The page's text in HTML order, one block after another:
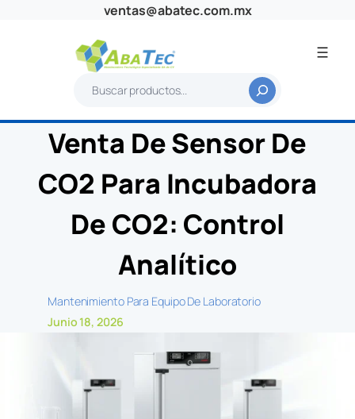
ventas@abatec.com.mx
s
c
r
Venta De Sensor De
CO2 Para Incubadora
De CO2: Control
Analítico
Mantenimiento Para Equipo De Laboratorio
Junio 18, 2026